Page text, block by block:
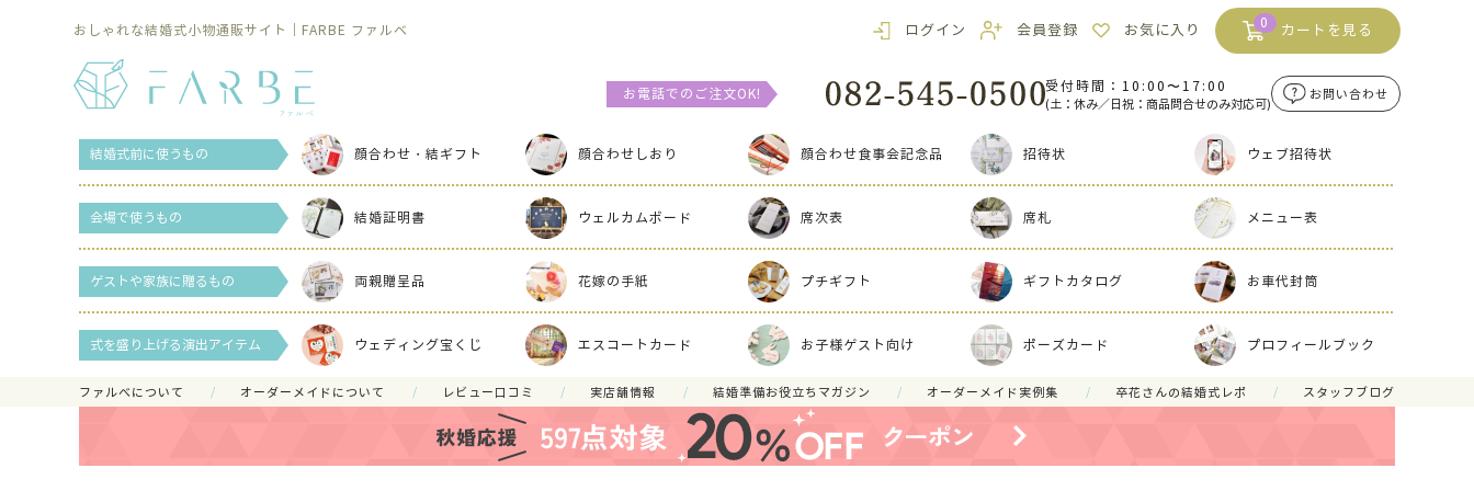
おしゃれな結婚式小物通販サイト｜FARBE ファルベ ログイン 会員登録 お気に入り 0 カートを見る
お電話でのご注文OK! 受付時間：10:00〜17:00
(土：休み／日祝：商品問合せのみ対応可)
お問い合わせ
結婚式前に使うもの 顔合わせ・結ギフト 顔合わせしおり 顔合わせ食事会記念品 招待状 ウェブ招待状
会場で使うもの 結婚証明書 ウェルカムボード 席次表 席札 メニュー表
ゲストや家族に贈るもの 両親贈呈品 花嫁の手紙 プチギフト ギフトカタログ お車代封筒
式を盛り上げる演出アイテム ウェディング宝くじ エスコートカード お子様ゲスト向け ポーズカード プロフィールブック
ファルべについて オーダーメイドについて レビュー口コミ 実店舗情報 結婚準備お役立ちマガジン オーダーメイド実例集 卒花さんの結婚式レポ スタッフブログ